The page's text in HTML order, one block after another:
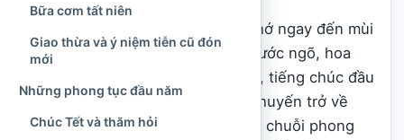
Khi nhắc đến Tết, nhiều người nhớ ngay đến mùi
bánh chưng mới vớt, cành đào trước ngõ, hoa
, tiếng chúc đầu
xuân, phong bao lì xì và những chuyến trở về
quê. Nhưng Tết không chỉ là một chuỗi phong
Bữa cơm tất niên
Giao thừa và ý niệm tiễn cũ đón
mới
Những phong tục đầu năm
Chúc Tết và thăm hỏi